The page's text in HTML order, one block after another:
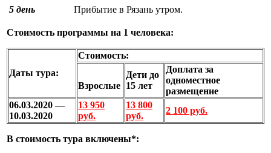
5 день
Прибытие в Рязань утром.
Стоимость программы на 1 человека:
Даты тура:
Стоимость:
Взрослые
Дети до
15 лет
Доплата за
одноместное
размещение
06.03.2020 —
10.03.2020
13 950
руб.
13 800
руб.
2 100 руб.
В стоимость тура включены*: